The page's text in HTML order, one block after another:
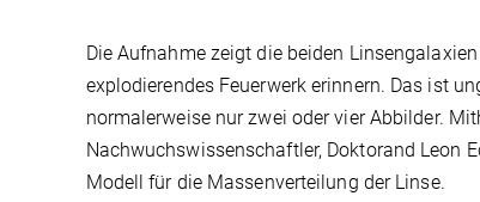
Die Aufnahme zeigt die beiden
explodierendes Feuerwerk erinnern. Das ist
normalerweise nur zwei oder vier Abbilder.
Nachwuchswissenschaftler, Doktorand Leon
Modell für die Massenverteilung der Linse.